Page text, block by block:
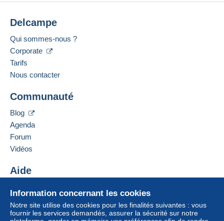
Information concernant les cookies
Notre site utilise des cookies pour les finalités suivantes : vous
fournir les services demandés, assurer la sécurité sur notre
Delcampe
Qui sommes-nous ?
Corporate
Tarifs
Nous contacter
Communauté
Blog
Agenda
Forum
Vidéos
Aide
Acheter sur Delcampe
Vendre sur Delcampe